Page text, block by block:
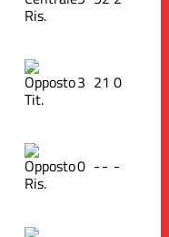
Ris.
Tit.
3 21 0
Ris.
0 -- -